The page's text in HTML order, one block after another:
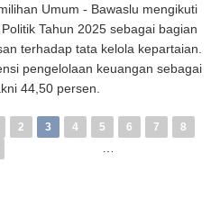
Umum - Bawaslu mengikuti
Tahun 2025 sebagai bagian
terhadap tata kelola kepartaian.
pengelolaan keuangan sebagai
44,50 persen.
Page
2 3 Page
4 Page
5 Page
6 Page
7 Page
8